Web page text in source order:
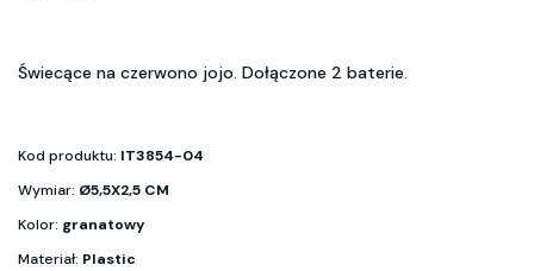
Świecące na czerwono jojo. Dołączone 2 baterie.
Kod produktu: IT3854-04
Wymiar: Ø5,5X2,5 CM
Kolor: granatowy
Materiał: Plastic